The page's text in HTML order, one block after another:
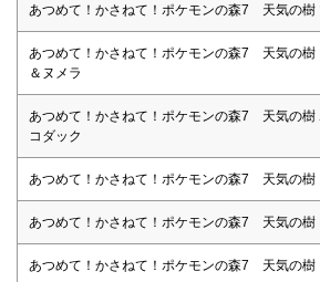
あつめて！かさねて！ポケモンの森7 天気の樹
あつめて！かさねて！ポケモンの森7 天気の樹
＆ヌメラ
あつめて！かさねて！ポケモンの森7 天気の樹
コダック
あつめて！かさねて！ポケモンの森7 天気の樹
あつめて！かさねて！ポケモンの森7 天気の樹
あつめて！かさねて！ポケモンの森7 天気の樹